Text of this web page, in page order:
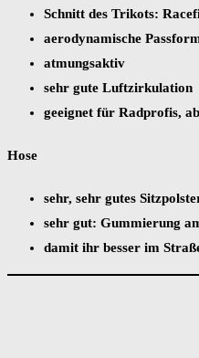
Schnitt des Trikots:
aerodynamische
atmungsaktiv
sehr gute Luftzirkulation
geeignet für Radprofis,
Hose
sehr, sehr gutes
sehr gut: Gummierung
damit ihr besser im